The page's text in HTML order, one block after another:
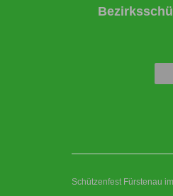
Schützenfest Fürstenau